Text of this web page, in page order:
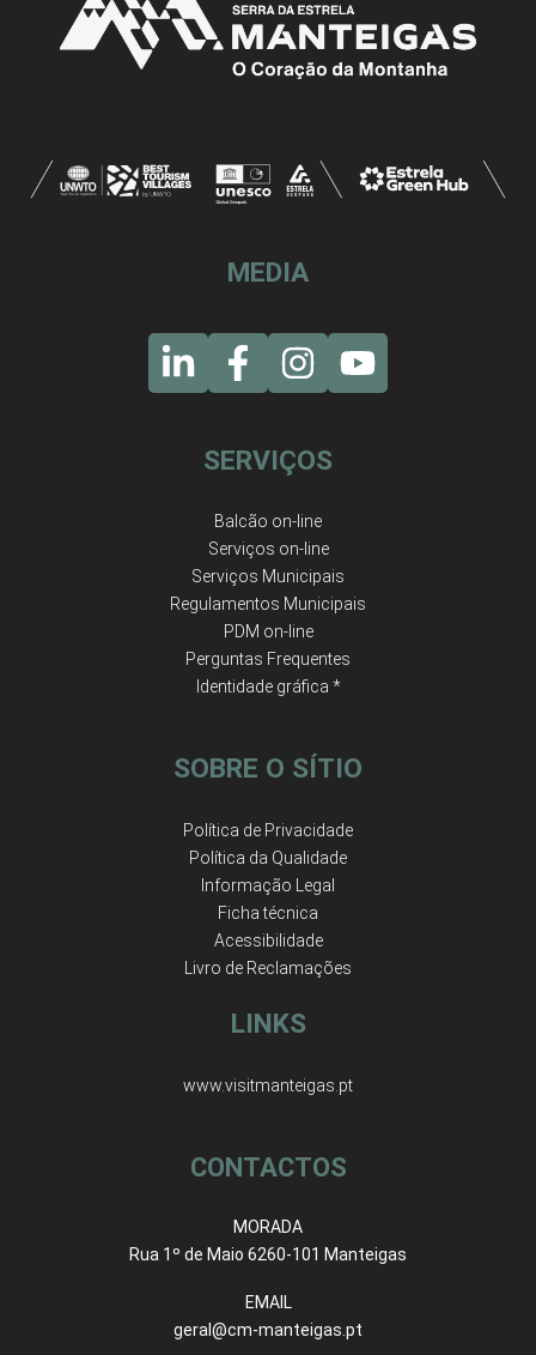
MEDIA
SERVIÇOS
Balcão on-line
Serviços on-line
Serviços Municipais
Regulamentos Municipais
PDM on-line
Perguntas Frequentes
Identidade gráfica *
SOBRE O SÍTIO
Política de Privacidade
Política da Qualidade
Informação Legal
Ficha técnica
Acessibilidade
Livro de Reclamações
LINKS
www.visitmanteigas.pt
CONTACTOS
MORADA
Rua 1º de Maio 6260-101 Manteigas
EMAIL
geral@cm-manteigas.pt